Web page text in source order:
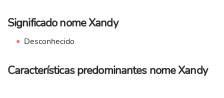
Significado nome Xandy
Desconhecido
Características predominantes nome Xandy